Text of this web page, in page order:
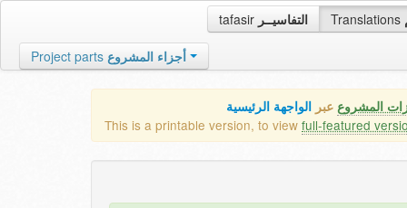
tafasir التفاسيــر Translations
Project parts أجزاء المشروع
المشروع عبر الواجهة الرئيسية
This is a printable version, to view full-featured